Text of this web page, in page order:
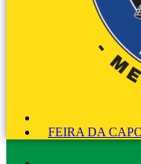
FEIRA DA